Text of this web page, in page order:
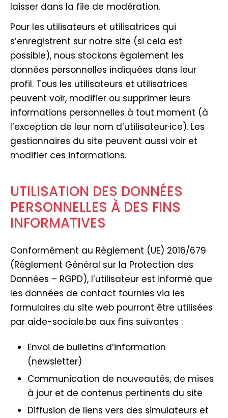
laisser dans la file de modération.
Pour les utilisateurs et utilisatrices qui
s’enregistrent sur notre site (si cela est
possible), nous stockons également les
données personnelles indiquées dans leur
profil. Tous les utilisateurs et utilisatrices
peuvent voir, modifier ou supprimer leurs
informations personnelles à tout moment (à
l’exception de leur nom d’utilisateur·ice). Les
gestionnaires du site peuvent aussi voir et
modifier ces informations.
UTILISATION DES DONNÉES
PERSONNELLES À DES FINS
INFORMATIVES
Conformément au Règlement (UE) 2016/679
(Règlement Général sur la Protection des
Données – RGPD), l’utilisateur est informé que
les données de contact fournies via les
formulaires du site web pourront être utilisées
par aide-sociale.be aux fins suivantes :
Envoi de bulletins d’information
(newsletter)
Communication de nouveautés, de mises
à jour et de contenus pertinents du site
Diffusion de liens vers des simulateurs et